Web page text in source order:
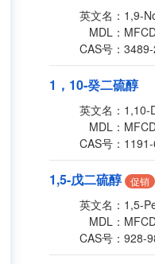
英文名： 1,9-
MDL：
CAS号：
1，10-癸二硫醇
英文名： 1,10-
MDL：
CAS号：
1,5-戊二硫醇 促销
英文名： 1,5-
MDL：
CAS号： 928-